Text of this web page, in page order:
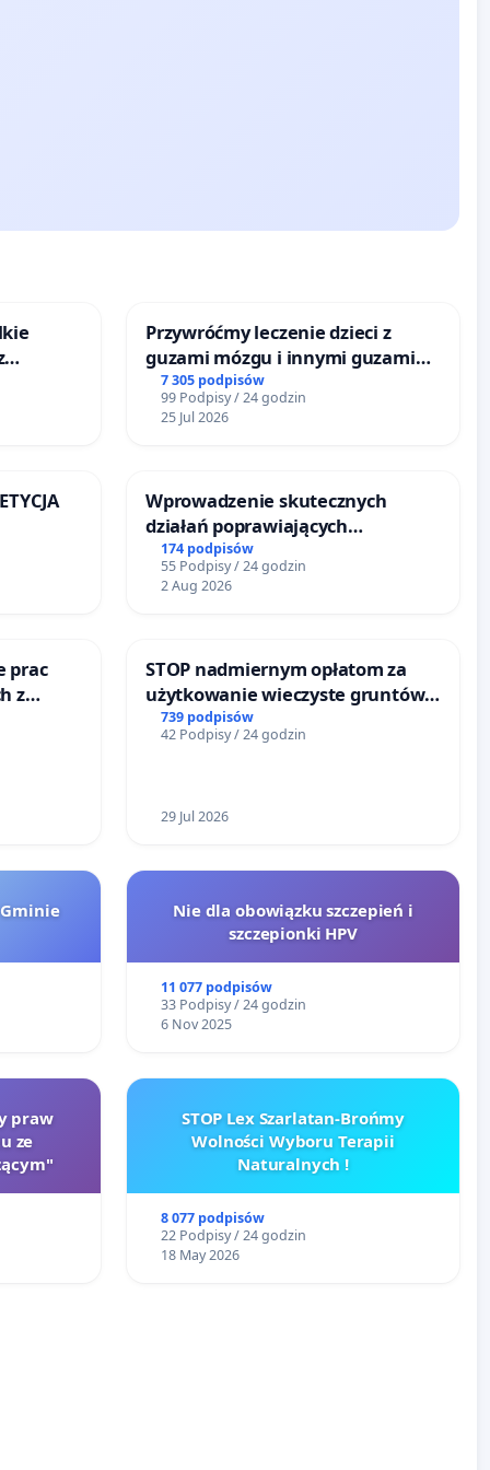
Przywróćmy leczenie dzieci z
guzami mózgu i innymi guzami
litymi do Górnośląskiego
Centrum Zdrowia Dziecka w
Katowicach
7 305 podpisów
99 Podpisy / 24 godzin
25 Jul 2026
Wprowadzenie skutecznych
działań poprawiających
bezpieczeństwo na ulicy
Żeromskiego w Otwocku
174 podpisów
55 Podpisy / 24 godzin
2 Aug 2026
prac
z
STOP nadmiernym opłatom za
użytkowanie wieczyste gruntów
zajmowanych przez rodzinne
ogrody działkowe.
739 podpisów
42 Podpisy / 24 godzin
29 Jul 2026
Nie dla obowiązku szczepień i
szczepionki HPV
11 077 podpisów
33 Podpisy / 24 godzin
6 Nov 2025
praw
ze
STOP Lex Szarlatan-Brońmy
Wolności Wyboru Terapii
Naturalnych !
8 077 podpisów
22 Podpisy / 24 godzin
18 May 2026